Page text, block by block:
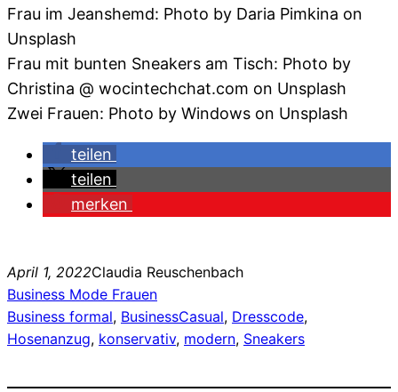
Frau im Jeanshemd: Photo by Daria Pimkina on
Unsplash
Frau mit bunten Sneakers am Tisch: Photo by
Christina @ wocintechchat.com on Unsplash
Zwei Frauen: Photo by Windows on Unsplash
teilen
teilen
merken
April 1, 2022Claudia Reuschenbach
Business Mode Frauen
Business formal, BusinessCasual, Dresscode
Hosenanzug, konservativ, modern, Sneakers